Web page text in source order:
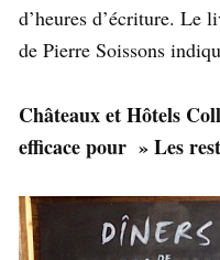
d’heures d’écriture. Le
de Pierre Soissons
Châteaux et Hôtels
efficace pour » Les